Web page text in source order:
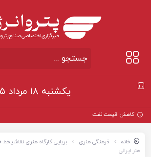
یکشنبه ۱۸ مرداد ۱۴۰۵
کاهش قیمت نفت در بازار
خانه فرهنگی هنری
برپایی کارگاه هنری نقاشیخط
هنر ایرانی